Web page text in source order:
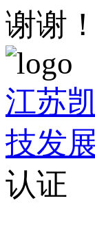
谢谢！
江苏
技发
认证